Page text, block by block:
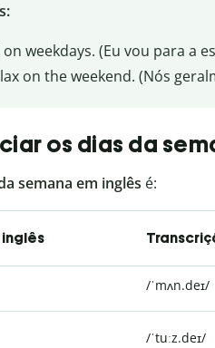
weekdays. (Eu vou para a
on the weekend. (Nós
os dias da
semana em inglês é:
inglês
/ˈmʌn.deɪ/
/ˈtuːz.deɪ/